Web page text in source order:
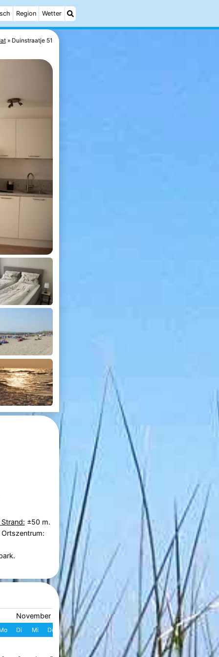
Region Wetter
Duinstraatje 51
±50 m.
November 2026
Di Mi Do Fr Sa So
1
Dezember 2026
Mo Di Mi Do Fr
1 2 3 5